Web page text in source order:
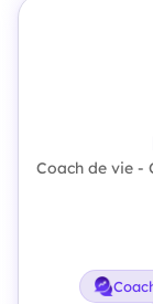
Coach de vie -